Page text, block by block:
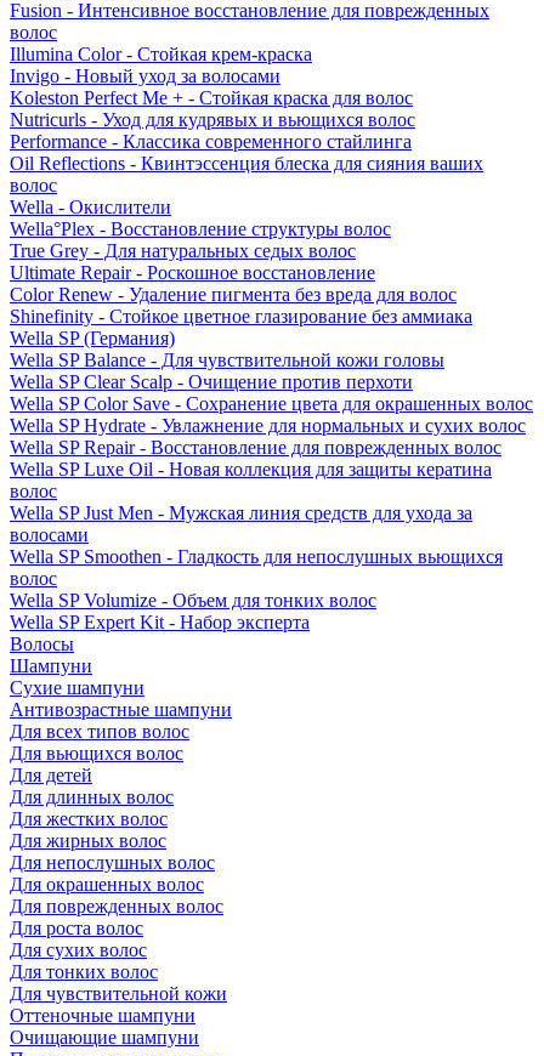
Fusion - Интенсивное восстановление для поврежденных
волос
Illumina Color - Стойкая крем-краска
Invigo - Новый уход за волосами
Koleston Perfect Me + - Стойкая краска для волос
Nutricurls - Уход для кудрявых и вьющихся волос
Performance - Классика современного стайлинга
Oil Reflections - Квинтэссенция блеска для сияния ваших
волос
Wella - Окислители
Wella°Plex - Восстановление структуры волос
True Grey - Для натуральных седых волос
Ultimate Repair - Роскошное восстановление
Color Renew - Удаление пигмента без вреда для волос
Shinefinity - Стойкое цветное глазирование без аммиака
Wella SP (Германия)
Wella SP Balance - Для чувствительной кожи головы
Wella SP Clear Scalp - Очищение против перхоти
Wella SP Color Save - Сохранение цвета для окрашенных волос
Wella SP Hydrate - Увлажнение для нормальных и сухих волос
Wella SP Repair - Восстановление для поврежденных волос
Wella SP Luxe Oil - Новая коллекция для защиты кератина
волос
Wella SP Just Men - Мужская линия средств для ухода за
волосами
Wella SP Smoothen - Гладкость для непослушных вьющихся
волос
Wella SP Volumize - Объем для тонких волос
Wella SP Expert Kit - Набор эксперта
Волосы
Шампуни
Сухие шампуни
Антивозрастные шампуни
Для всех типов волос
Для вьющихся волос
Для детей
Для длинных волос
Для жестких волос
Для жирных волос
Для непослушных волос
Для окрашенных волос
Для поврежденных волос
Для роста волос
Для сухих волос
Для тонких волос
Для чувствительной кожи
Оттеночные шампуни
Очищающие шампуни